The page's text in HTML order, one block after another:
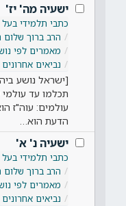
ישעיה מה' יז'
כתבי תלמידי
הרב ברוך
מאמרים לפי
נביאים אחרונים
[ישראל נושע
תכלמו עד
עולמים: עוה"ז
הדעת הוא…
ישעיה נ' א'
כתבי תלמידי
הרב ברוך
מאמרים לפי
נביאים אחרונים